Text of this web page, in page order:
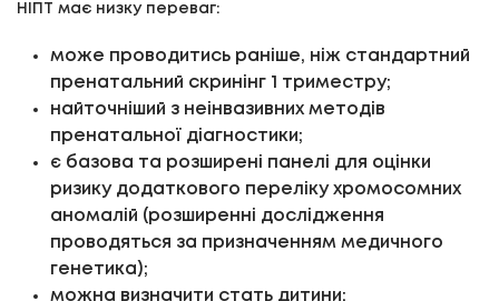
НІПТ має низку переваг:
може проводитись раніше, ніж стандартний
пренатальний скринінг 1 триместру;
найточніший з неінвазивних методів
пренатальної діагностики;
є базова та розширені панелі для оцінки
ризику додаткового переліку хромосомних
аномалій (розширенні дослідження
проводяться за призначенням медичного
генетика);
можна визначити стать дитини;